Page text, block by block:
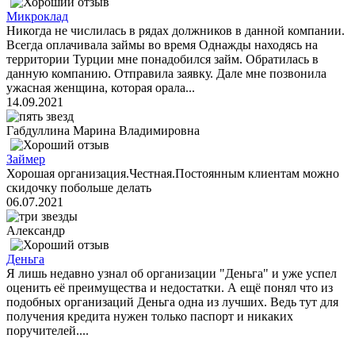
Микроклад
Никогда не числилась в рядах должников в данной компании.
Всегда оплачивала займы во время Однажды находясь на
территории Турции мне понадобился займ. Обратилась в
данную компанию. Отправила заявку. Дале мне позвонила
ужасная женщина, которая орала...
14.09.2021
Габдуллина Марина Владимировна
Займер
Хорошая организация.Честная.Постоянным клиентам можно
скидочку побольше делать
06.07.2021
Александр
Деньга
Я лишь недавно узнал об организации "Деньга" и уже успел
оценить её преимущества и недостатки. А ещё понял что из
подобных организаций Деньга одна из лучших. Ведь тут для
получения кредита нужен только паспорт и никаких
поручителей....